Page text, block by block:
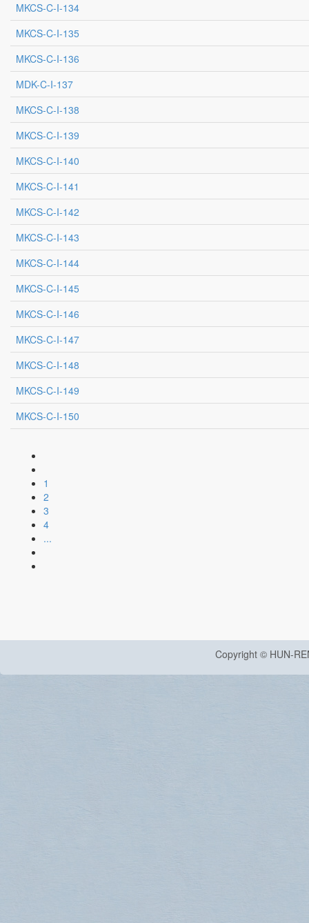
MKCS-C-I-134
MKCS-C-I-135
MKCS-C-I-136
MDK-C-I-137
MKCS-C-I-138
MKCS-C-I-139
MKCS-C-I-140
MKCS-C-I-141
MKCS-C-I-142
MKCS-C-I-143
MKCS-C-I-144
MKCS-C-I-145
MKCS-C-I-146
MKCS-C-I-147
MKCS-C-I-148
MKCS-C-I-149
MKCS-C-I-150
1
2
3
4
...
Copyright © HUN-